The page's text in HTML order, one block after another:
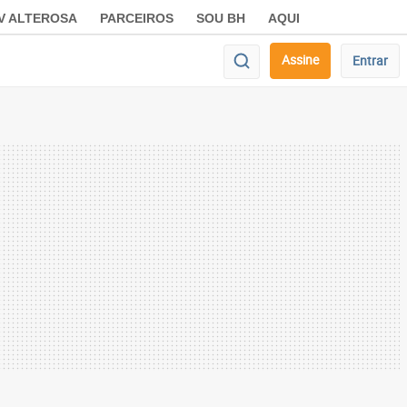
ALTEROSA PARCEIROS SOU BH AQUI
Assine Entrar